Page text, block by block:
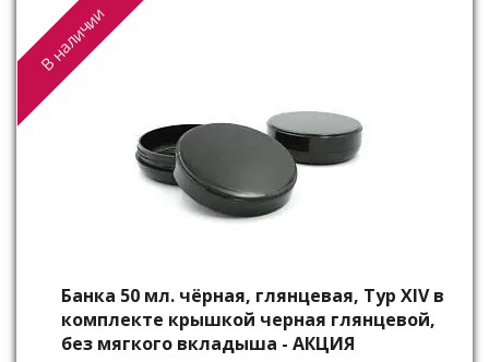
В наличии
Банка 50 мл. чёрная, глянцевая, Typ XIV в
комплекте крышкой черная глянцевой,
без мягкого вкладыша - АКЦИЯ